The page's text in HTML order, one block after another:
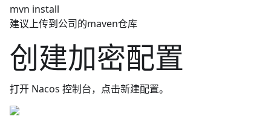
mvn install
建议上传到公司的maven仓库
创建加密配置
打开 Nacos 控制台，点击新建配置。